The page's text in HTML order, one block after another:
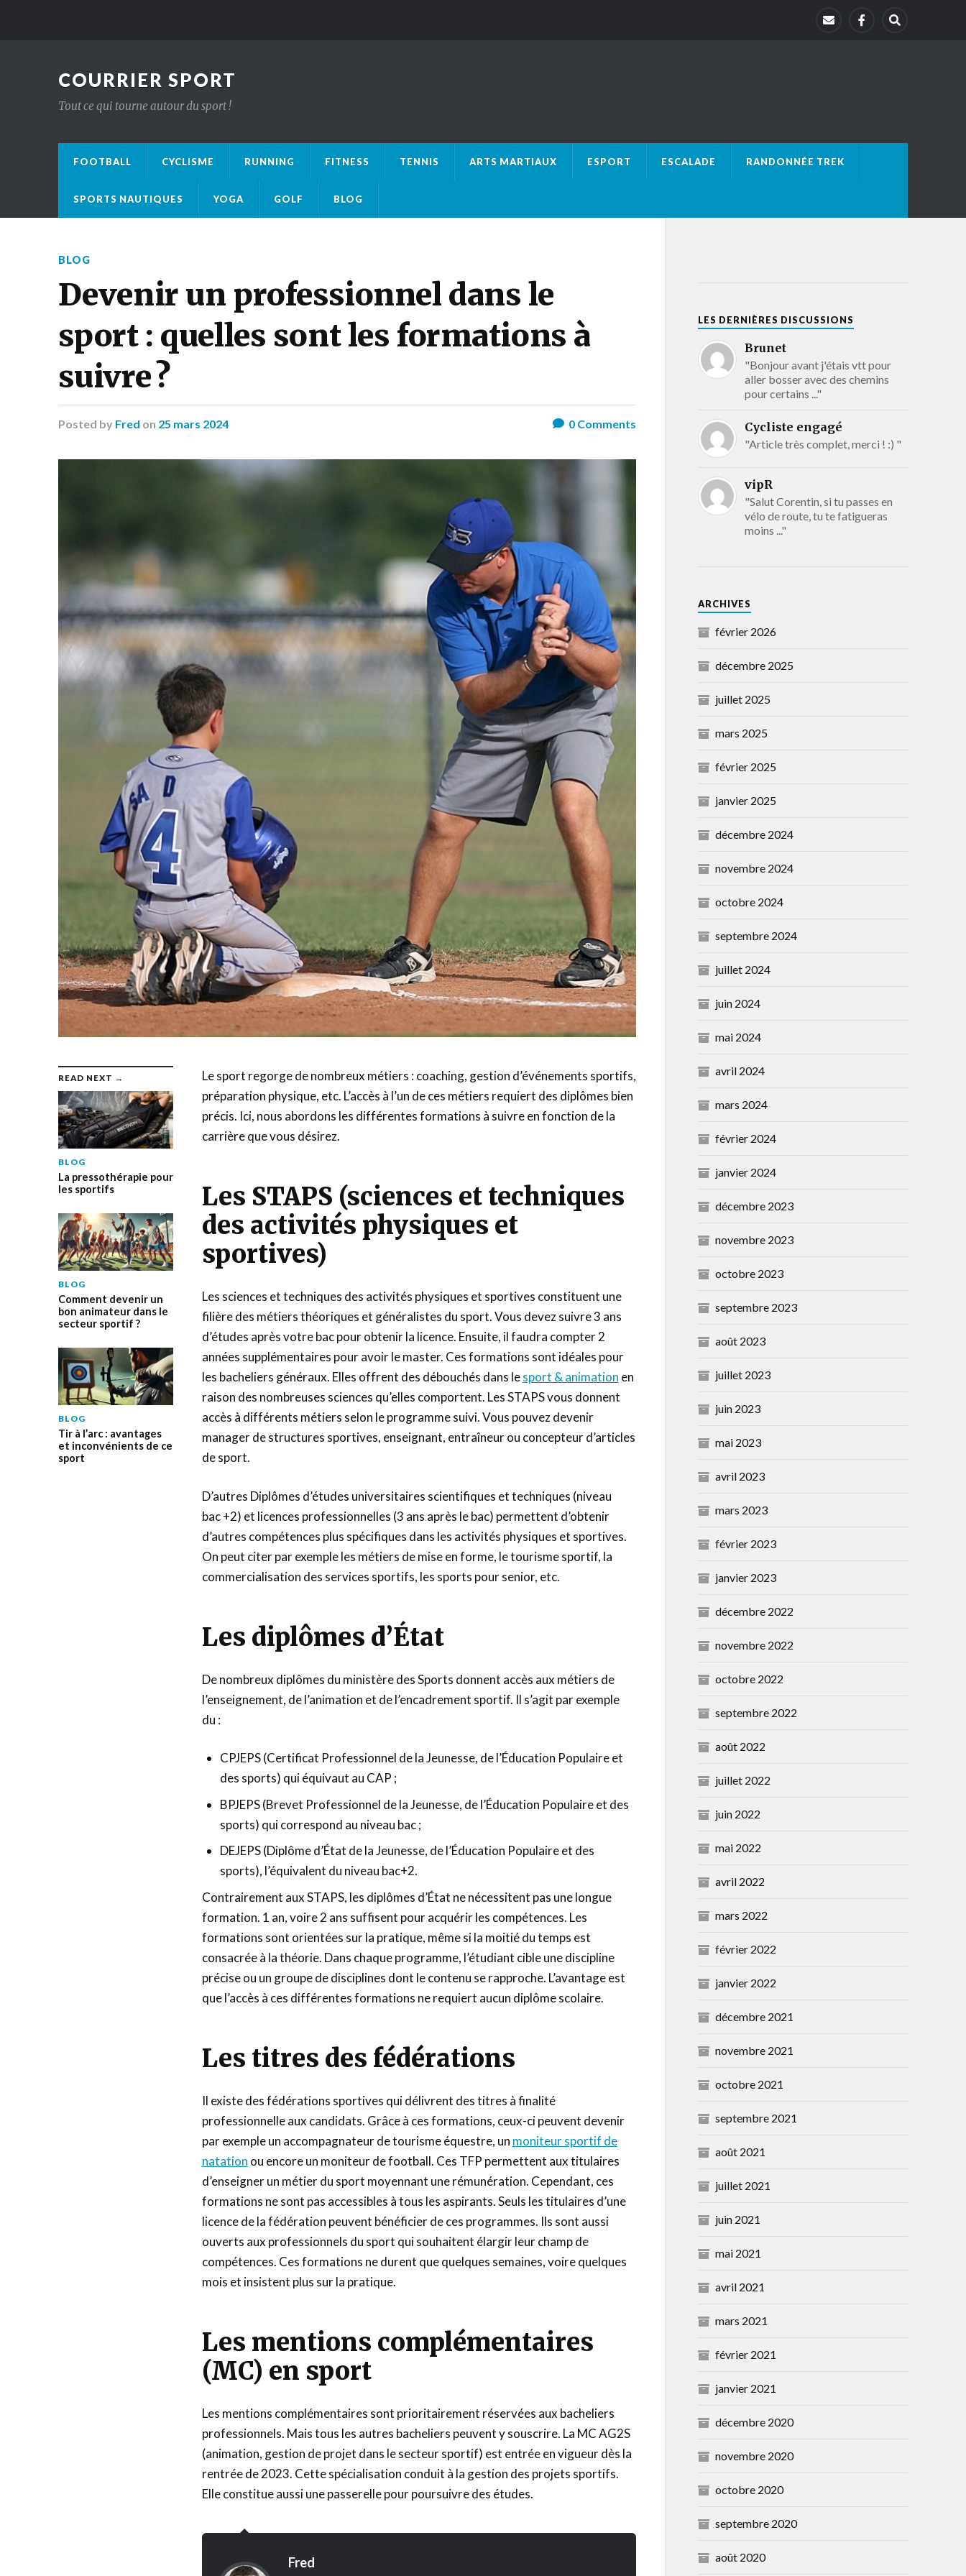
COURRIER SPORT
Tout ce qui tourne autour du sport !
FOOTBALL CYCLISME RUNNING FITNESS TENNIS ARTS MARTIAUX ESPORT ESCALADE RANDONNÉE TREK
SPORTS NAUTIQUES YOGA GOLF BLOG
BLOG
Devenir un professionnel dans le
sport : quelles sont les formations à
suivre ?
Posted by Fred on 25 mars 2024 0Comments
READ NEXT →
BLOG
La pressothérapie pour
les sportifs
BLOG
Comment devenir un
bon animateur dans le
secteur sportif ?
BLOG
Tir à l’arc : avantages
et inconvénients de ce
sport
Le sport regorge de nombreux métiers : coaching, gestion d’événements sportifs,
préparation physique, etc. L’accès à l’un de ces métiers requiert des diplômes bien
précis. Ici, nous abordons les différentes formations à suivre en fonction de la
carrière que vous désirez.
Les STAPS (sciences et techniques
des activités physiques et
sportives)
Les sciences et techniques des activités physiques et sportives constituent une
filière des métiers théoriques et généralistes du sport. Vous devez suivre 3 ans
d’études après votre bac pour obtenir la licence. Ensuite, il faudra compter 2
années supplémentaires pour avoir le master. Ces formations sont idéales pour
les bacheliers généraux. Elles offrent des débouchés dans lesport & animation en
raison des nombreuses sciences qu’elles comportent. Les STAPS vous donnent
accès à différents métiers selon le programme suivi. Vous pouvez devenir
manager de structures sportives, enseignant, entraîneur ou concepteur d’articles
de sport.
D’autres Diplômes d’études universitaires scientifiques et techniques (niveau
bac +2) et licences professionnelles (3 ans après le bac) permettent d’obtenir
d’autres compétences plus spécifiques dans les activités physiques et sportives.
On peut citer par exemple les métiers de mise en forme, le tourisme sportif, la
commercialisation des services sportifs, les sports pour senior, etc.
Les diplômes d’État
De nombreux diplômes du ministère des Sports donnent accès aux métiers de
l’enseignement, de l’animation et de l’encadrement sportif. Il s’agit par exemple
du :
CPJEPS (Certificat Professionnel de la Jeunesse, de l’Éducation Populaire et
des sports) qui équivaut au CAP ;
BPJEPS (Brevet Professionnel de la Jeunesse, de l’Éducation Populaire et des
sports) qui correspond au niveau bac ;
DEJEPS (Diplôme d’État de la Jeunesse, de l’Éducation Populaire et des
sports), l’équivalent du niveau bac+2.
Contrairement aux STAPS, les diplômes d’État ne nécessitent pas une longue
formation. 1 an, voire 2 ans suffisent pour acquérir les compétences. Les
formations sont orientées sur la pratique, même si la moitié du temps est
consacrée à la théorie. Dans chaque programme, l’étudiant cible une discipline
précise ou un groupe de disciplines dont le contenu se rapproche. L’avantage est
que l’accès à ces différentes formations ne requiert aucun diplôme scolaire.
Les titres des fédérations
Il existe des fédérations sportives qui délivrent des titres à finalité
professionnelle aux candidats. Grâce à ces formations, ceux-ci peuvent devenir
par exemple un accompagnateur de tourisme équestre, un moniteur sportif de
natation ou encore un moniteur de football. Ces TFP permettent aux titulaires
d’enseigner un métier du sport moyennant une rémunération. Cependant, ces
formations ne sont pas accessibles à tous les aspirants. Seuls les titulaires d’une
licence de la fédération peuvent bénéficier de ces programmes. Ils sont aussi
ouverts aux professionnels du sport qui souhaitent élargir leur champ de
compétences. Ces formations ne durent que quelques semaines, voire quelques
mois et insistent plus sur la pratique.
Les mentions complémentaires
(MC) en sport
Les mentions complémentaires sont prioritairement réservées aux bacheliers
professionnels. Mais tous les autres bacheliers peuvent y souscrire. La MC AG2S
(animation, gestion de projet dans le secteur sportif) est entrée en vigueur dès la
rentrée de 2023. Cette spécialisation conduit à la gestion des projets sportifs.
Elle constitue aussi une passerelle pour poursuivre des études.
Fred
LES DERNIÈRES DISCUSSIONS
Brunet
"Bonjour avant j'étais vtt pour
aller bosser avec des chemins
pour certains ..."
Cycliste engagé
"Article très complet, merci ! :) "
vipR
"Salut Corentin, si tu passes en
vélo de route, tu te fatigueras
moins ..."
ARCHIVES
février 2026
décembre 2025
juillet 2025
mars 2025
février 2025
janvier 2025
décembre 2024
novembre 2024
octobre 2024
septembre 2024
juillet 2024
juin 2024
mai 2024
avril 2024
mars 2024
février 2024
janvier 2024
décembre 2023
novembre 2023
octobre 2023
septembre 2023
août 2023
juillet 2023
juin 2023
mai 2023
avril 2023
mars 2023
février 2023
janvier 2023
décembre 2022
novembre 2022
octobre 2022
septembre 2022
août 2022
juillet 2022
juin 2022
mai 2022
avril 2022
mars 2022
février 2022
janvier 2022
décembre 2021
novembre 2021
octobre 2021
septembre 2021
août 2021
juillet 2021
juin 2021
mai 2021
avril 2021
mars 2021
février 2021
janvier 2021
décembre 2020
novembre 2020
octobre 2020
septembre 2020
août 2020